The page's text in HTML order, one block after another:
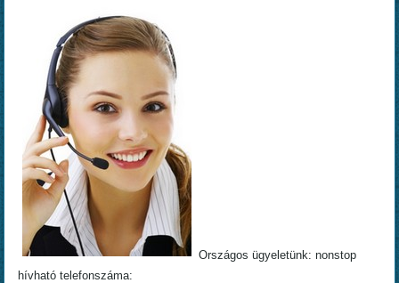
Országos ügyeletünk: nonstop
hívható telefonszáma: